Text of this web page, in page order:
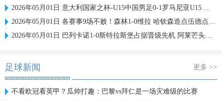
2026年05月01日 意大利国家之杯-U15中国男足0-1罗马尼亚U15 国少最终排名第8
2026年05月01日 各赛事9场不败！森林1-0维拉 哈钦森造点伍德点射沃特金斯失良机
2026年05月01日 巴列卡诺1-0斯特拉斯堡占据晋级先机 阿莱芒头球制胜
足球新闻 更多 >>
不看欧冠看英甲？瓜帅打趣：巴黎vs拜仁是一场灾难级的比赛